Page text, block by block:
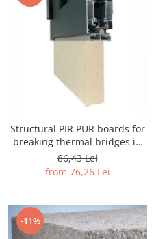
Structural PIR PUR boards for
breaking thermal bridges in
joinery
86,43 Lei
from 76,26 Lei
-11%